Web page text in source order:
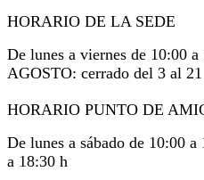
HORARIO DE LA SEDE
De lunes a viernes de 10:00 a
AGOSTO: cerrado del 3 al 21
HORARIO PUNTO DE
De lunes a sábado de 10:00
a 18:30 h